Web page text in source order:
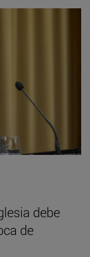
debe
de